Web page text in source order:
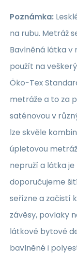
Poznámka:
na rubu. Metráž
Bavlněná látka v
použít na
Öko-Tex
metráže a to za
saténovou v
lze skvěle
úpletovou
nepruží a látka je
doporučujeme
seřízne a začistí
závěsy, povlaky
látkové bytové
bavlněné i